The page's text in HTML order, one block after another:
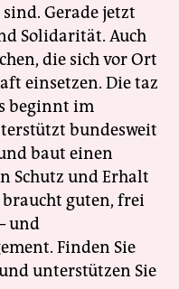
Gerade jetzt
Solidarität. Auch
die sich vor Ort
einsetzen. Die taz
beginnt im
bundesweit
baut einen
Schutz und Erhalt
braucht guten, frei
und
Finden Sie
unterstützen Sie